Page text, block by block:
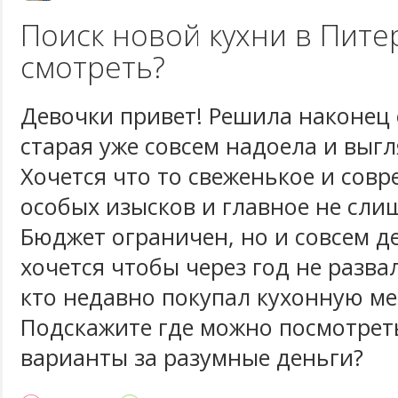
Поиск новой кухни в
смотреть?
Девочки привет! Решила
старая уже совсем надоела и
Хочется что то свеженькое и
особых изысков и главное не
Бюджет ограничен, но и совсем
хочется чтобы через год не
кто недавно покупал кухонную
Подскажите где можно
варианты за разумные деньги?